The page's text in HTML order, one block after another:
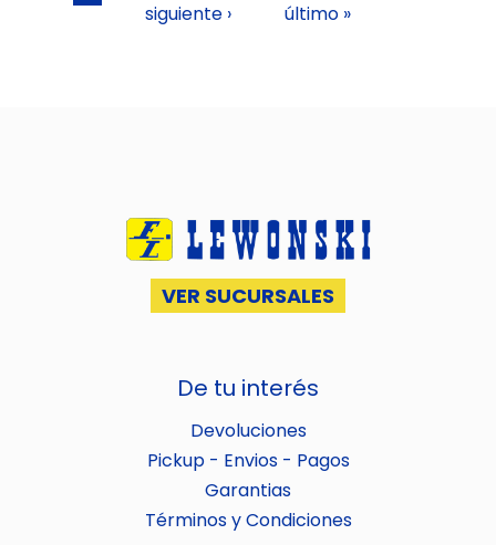
siguiente ›
último »
VER SUCURSALES
De tu interés
Devoluciones
Pickup - Envios - Pagos
Garantias
Términos y Condiciones